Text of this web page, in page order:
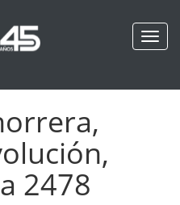
2478